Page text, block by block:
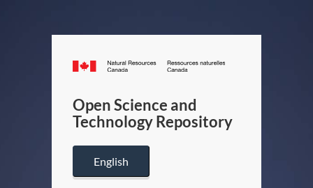
Canada.ca
/
Canada
Open Science and
Technology Repository
English